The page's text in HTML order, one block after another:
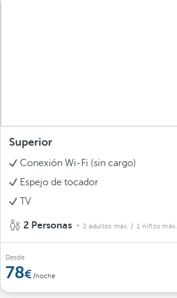
Superior
Conexión Wi-Fi (sin cargo)
Espejo de tocador
TV
2 Personas 2 adultos máx. / 1 niños máx.
Desde
78 /noche